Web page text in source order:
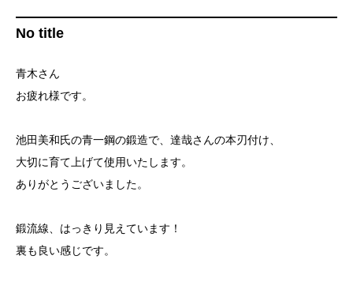
No title
青木さん
お疲れ様です。
池田美和氏の青一鋼の鍛造で、達哉さんの本刃付け、
大切に育て上げて使用いたします。
ありがとうございました。
鍛流線、はっきり見えています！
裏も良い感じです。